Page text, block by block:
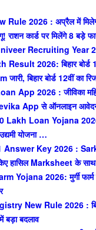
2026 : अप्रैल में
कार्ड पर मिलेंगे 8 बड़े
Recruiting Year
2026: बिहार बोर्ड
बिहार बोर्ड 12वीं का
App 2026 : जीविका
App से ऑनलाइन
Lakh Loan Yojana
योजना …
Answer Key 2026 :
हासिल Marksheet के
Yojana 2026: मुर्गी फार्म
New Rule 2026 :
बड़ा बदलाव